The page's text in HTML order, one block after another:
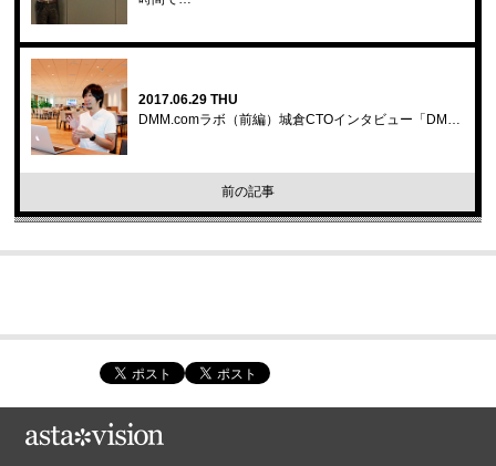
2017.06.29 THU
DMM.comラボ（前編）城倉CTOインタビュー「DM…
前の記事